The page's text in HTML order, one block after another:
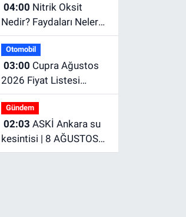
04:00
Nedir? Faydaları Neler?
Hangi Besinlerde
Bulunur?
Otomobil
03:00
2026 Fiyat Listesi
Açıklandı! Formentor,
Leon ve Terramar
Güncel Fiyatları
Gündem
02:03
kesintisi | 8 AĞUSTOS
ANKARA SU KESİNTİSİ